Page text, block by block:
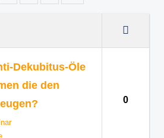
Dekubitus-Öle
die den
0